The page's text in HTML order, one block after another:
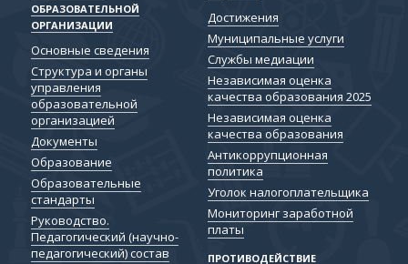
ОБРАЗОВАТЕЛЬНОЙ
ОРГАНИЗАЦИИ
Основные сведения
Структура и органы
управления
образовательной
организацией
Документы
Образование
Образовательные
стандарты
Руководство.
Педагогический (научно-
педагогический) состав
Достижения
Муниципальные услуги
Службы медиации
Независимая оценка
качества образования 2025
Независимая оценка
качества образования
Антикоррупционная
политика
Уголок налогоплательщика
Мониторинг заработной
платы
ПРОТИВОДЕЙСТВИЕ